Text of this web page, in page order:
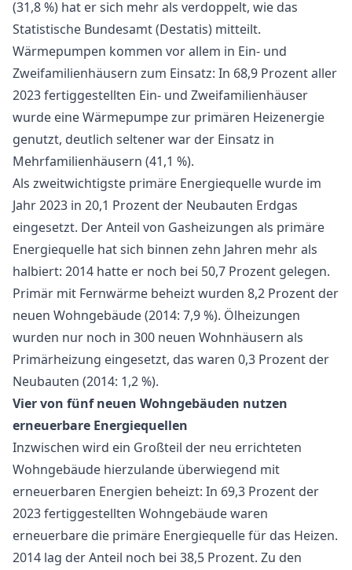
(31,8 %) hat er sich mehr als verdoppelt, wie das
Statistische Bundesamt (Destatis) mitteilt.
Wärmepumpen kommen vor allem in Ein- und
Zweifamilienhäusern zum Einsatz: In 68,9 Prozent aller
2023 fertiggestellten Ein- und Zweifamilienhäuser
wurde eine Wärmepumpe zur primären Heizenergie
genutzt, deutlich seltener war der Einsatz in
Mehrfamilienhäusern (41,1 %).
Als zweitwichtigste primäre Energiequelle wurde im
Jahr 2023 in 20,1 Prozent der Neubauten Erdgas
eingesetzt. Der Anteil von Gasheizungen als primäre
Energiequelle hat sich binnen zehn Jahren mehr als
halbiert: 2014 hatte er noch bei 50,7 Prozent gelegen.
Primär mit Fernwärme beheizt wurden 8,2 Prozent der
neuen Wohngebäude (2014: 7,9 %). Ölheizungen
wurden nur noch in 300 neuen Wohnhäusern als
Primärheizung eingesetzt, das waren 0,3 Prozent der
Neubauten (2014: 1,2 %).
Vier von fünf neuen Wohngebäuden nutzen
erneuerbare Energiequellen
Inzwischen wird ein Großteil der neu errichteten
Wohngebäude hierzulande überwiegend mit
erneuerbaren Energien beheizt: In 69,3 Prozent der
2023 fertiggestellten Wohngebäude waren
erneuerbare die primäre Energiequelle für das Heizen.
2014 lag der Anteil noch bei 38,5 Prozent. Zu den